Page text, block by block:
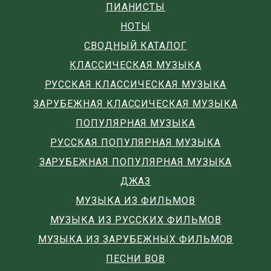
ПИАНИСТЫ
НОТЫ
СВОДНЫЙ КАТАЛОГ
КЛАССИЧЕСКАЯ МУЗЫКА
РУССКАЯ КЛАССИЧЕСКАЯ МУЗЫКА
ЗАРУБЕЖНАЯ КЛАССИЧЕСКАЯ МУЗЫКА
ПОПУЛЯРНАЯ МУЗЫКА
РУССКАЯ ПОПУЛЯРНАЯ МУЗЫКА
ЗАРУБЕЖНАЯ ПОПУЛЯРНАЯ МУЗЫКА
ДЖАЗ
МУЗЫКА ИЗ ФИЛЬМОВ
МУЗЫКА ИЗ РУССКИХ ФИЛЬМОВ
МУЗЫКА ИЗ ЗАРУБЕЖНЫХ ФИЛЬМОВ
ПЕСНИ ВОВ